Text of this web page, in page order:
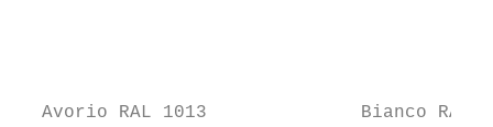
Avorio RAL 1013              Bianco RAL